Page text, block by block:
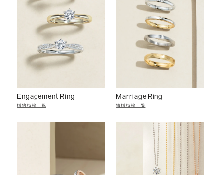
Engagement Ring
婚約指輪一覧
Marriage Ring
結婚指輪一覧